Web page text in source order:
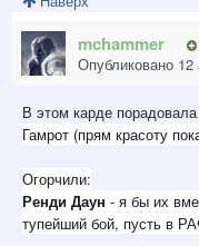
mchammer
Опубликовано 12
В этом карде
Гамрот (прям красоту
Огорчили:
Ренди Даун - я бы их
тупейший бой, пусть в